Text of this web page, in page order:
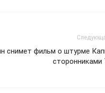
снимет фильм о штурме
сторонниками